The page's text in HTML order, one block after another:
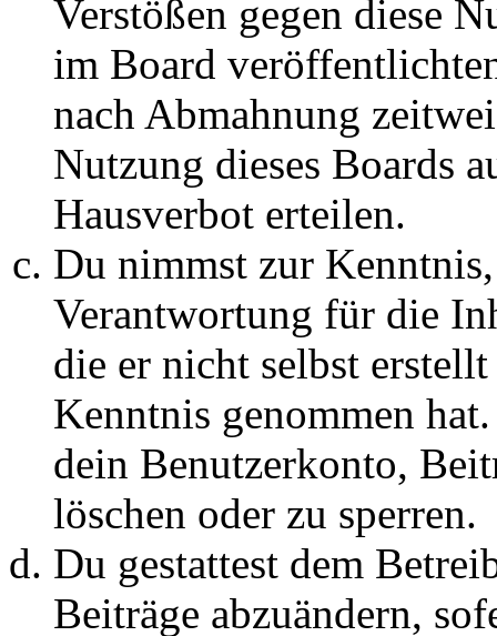
Verstößen gegen diese
im Board
nach Abmahnung
Nutzung dieses Boards
Hausverbot erteilen.
Du nimmst zur
Verantwortung für die
die er nicht selbst
Kenntnis genommen
dein Benutzerkonto,
löschen oder zu sperren.
Du gestattest dem
Beiträge abzuändern,